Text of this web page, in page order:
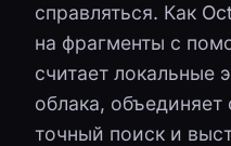
справляться. Как
на фрагменты с
считает локальные
облака, объединяет
точный поиск и